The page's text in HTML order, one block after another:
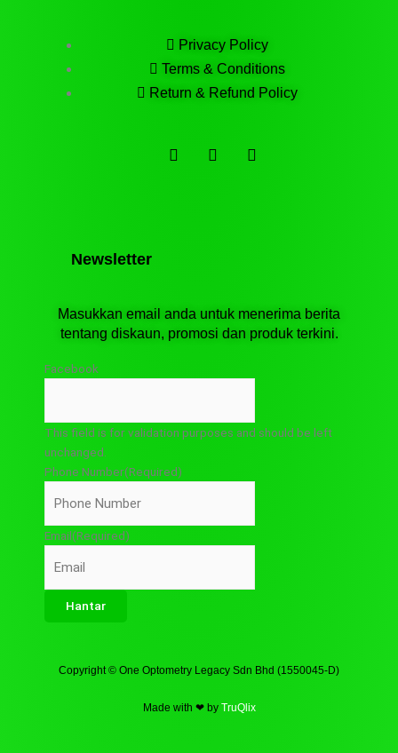
Privacy Policy
Terms & Conditions
Return & Refund Policy
F
a
T
e
T
i
Newsletter
Masukkan email anda untuk menerima berita
tentang diskaun, promosi dan produk terkini.
Facebook
This field is for validation purposes and should be left
unchanged.
Phone Number(Required)
Email(Required)
Copyright © One Optometry Legacy Sdn Bhd (1550045-D)
Made with ❤ by TruQlix